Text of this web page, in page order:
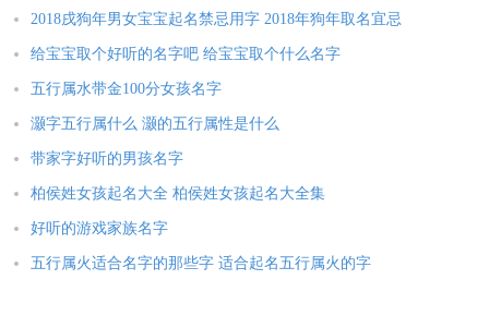
绍辉 呼延鸿煊 呼延逸淏 呼延宏伟
星驰 呼延高卓 呼延坚诚 呼延勇军
呼延蕴藉 呼延绍辉 呼延景鸿 呼延振翱 呼延浩言 呼延鹏云 呼延
呼延辰铭 呼延弘光 呼延恺澜 呼延韬衍 呼延元凯 呼延鸿鑫 呼延
羽思 呼延皓君 呼延维皓 呼延景浩
2018戌狗年男女宝宝起名禁忌用字 2018年狗年取名宜忌
给宝宝取个好听的名字吧 给宝宝取个什么名字
五行属水带金100分女孩名字
灏字五行属什么 灏的五行属性是什么
带家字好听的男孩名字
柏侯姓女孩起名大全 柏侯姓女孩起名大全集
好听的游戏家族名字
五行属火适合名字的那些字 适合起名五行属火的字